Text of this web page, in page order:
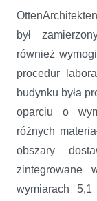
był
również
procedur
budynku była
oparciu o
różnych
obszary
zintegrowane
wymiarach